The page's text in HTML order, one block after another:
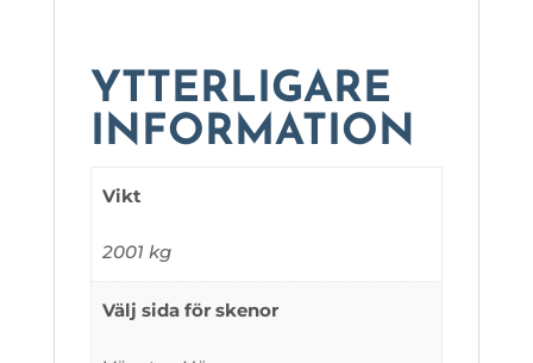
YTTERLIGARE
INFORMATION
Vikt
2001 kg
Välj sida för skenor